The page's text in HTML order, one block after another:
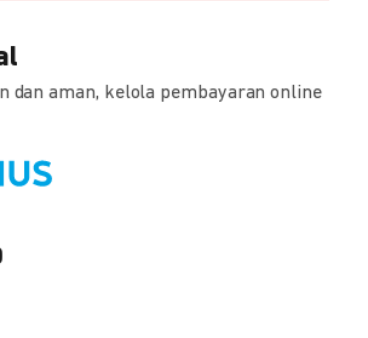
dan aman, kelola pembayaran online